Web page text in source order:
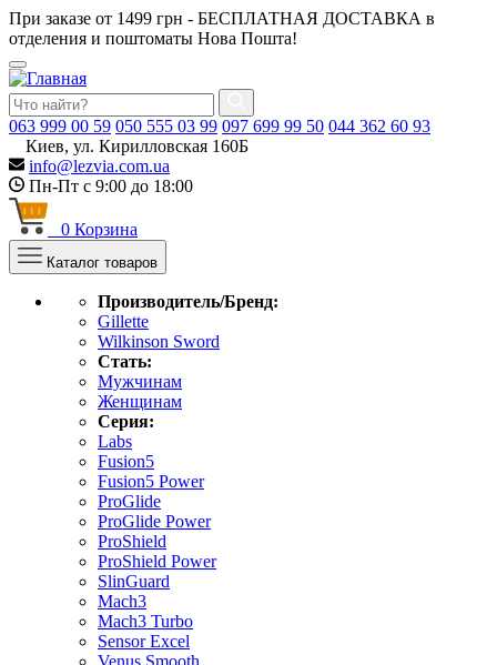
При заказе от 1499 грн - БЕСПЛАТНАЯ ДОСТАВКА в
отделения и поштоматы Нова Пошта!
063 999 00 59 050 555 03 99 097 699 99 50 044 362 60 93
Киев, ул. Кирилловская 160Б
info@lezvia.com.ua
Пн-Пт с 9:00 до 18:00
0 Корзина
Каталог товаров
Производитель/Бренд:
Gillette
Wilkinson Sword
Стать:
Мужчинам
Женщинам
Серия:
Labs
Fusion5
Fusion5 Power
ProGlide
ProGlide Power
ProShield
ProShield Power
SlinGuard
Mach3
Mach3 Turbo
Sensor Excel